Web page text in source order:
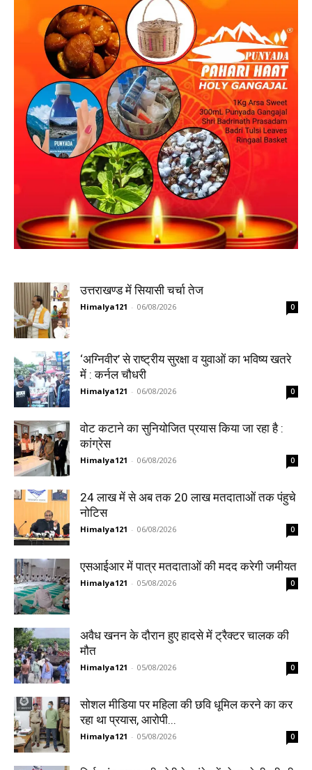
उत्तराखण्ड में सियासी चर्चा तेज
Himalya121 - 06/08/2026 0
‘अग्निवीर’ से राष्ट्रीय सुरक्षा व युवाओं का भविष्य खतरे
में : कर्नल चौधरी
Himalya121 - 06/08/2026 0
वोट कटाने का सुनियोजित प्रयास किया जा रहा है :
कांग्रेस
Himalya121 - 06/08/2026 0
24 लाख में से अब तक 20 लाख मतदाताओं तक पंहुचे
नोटिस
Himalya121 - 06/08/2026 0
एसआईआर में पात्र मतदाताओं की मदद करेगी जमीयत
Himalya121 - 05/08/2026 0
अवैध खनन के दौरान हुए हादसे में ट्रैक्टर चालक की
मौत
Himalya121 - 05/08/2026 0
सोशल मीडिया पर महिला की छवि धूमिल करने का कर
रहा था प्रयास, आरोपी...
Himalya121 - 05/08/2026 0